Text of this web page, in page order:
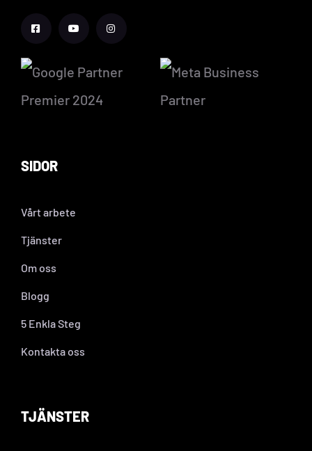
SIDOR
Vårt arbete
Tjänster
Om oss
Blogg
5 Enkla Steg
Kontakta oss
TJÄNSTER